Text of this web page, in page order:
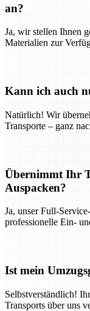
an?
Ja, wir stellen Ihnen
Materialien zur
Kann ich auch
Natürlich! Wir
Transporte – ganz
Übernimmt Ihr
Auspacken?
Ja, unser Full-
professionelle Ein-
Ist mein
Selbstverständlich!
Transports über uns